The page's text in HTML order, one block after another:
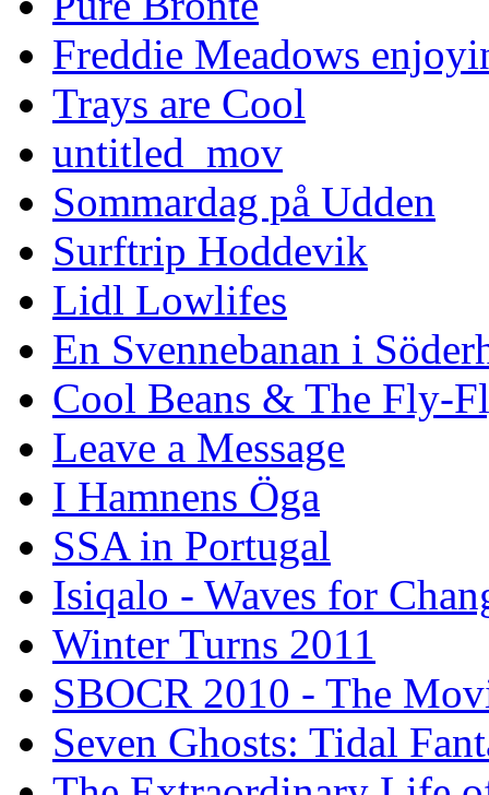
Freddie Meadows
Trays are Cool
untitled_mov
Sommardag på Udden
Surftrip Hoddevik
Lidl Lowlifes
En Svennebanan i
Cool Beans & The Fly-
Leave a Message
I Hamnens Öga
SSA in Portugal
Isiqalo - Waves for
Winter Turns 2011
SBOCR 2010 - The
Seven Ghosts: Tidal